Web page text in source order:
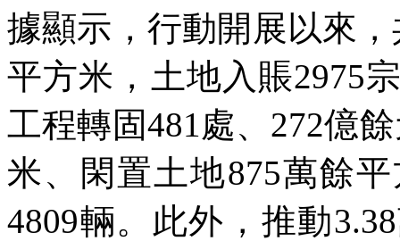
據顯示，行動開展以來
平方米，土地入賬2975
工程轉固481處、272億
米、閑置土地875萬餘
4809輛。此外，推動